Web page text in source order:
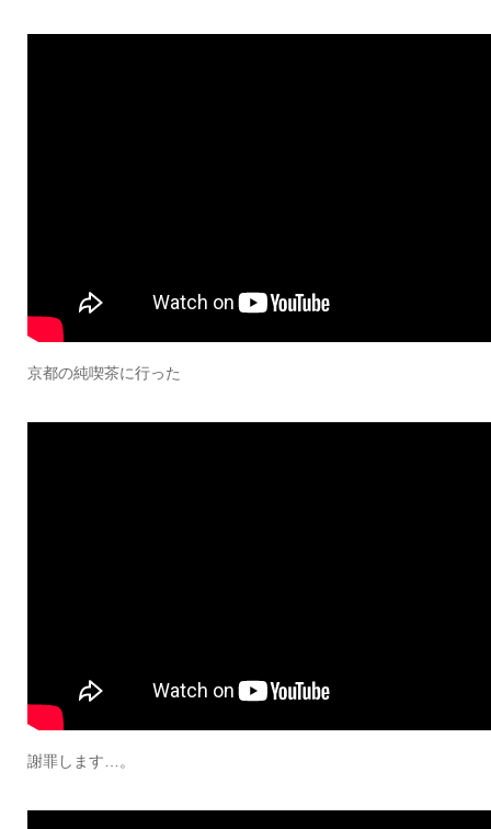
京都の純喫茶に行った
謝罪します…。